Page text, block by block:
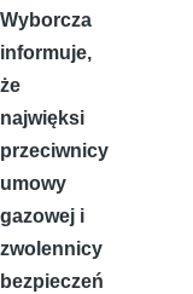
Wyborcza
informuje,
że
najwięksi
przeciwnicy
umowy
gazowej i
zwolennicy
bezpieczeń